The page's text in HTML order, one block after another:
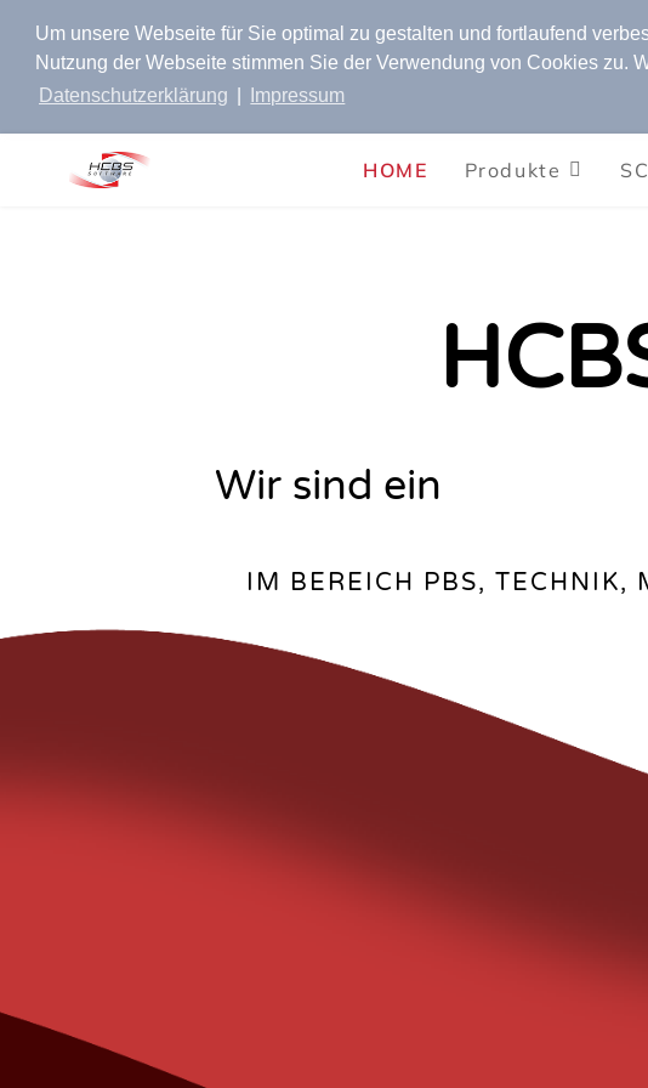
Um unsere Webseite für Sie optimal zu gestalten und fortlaufend
Nutzung der Webseite stimmen Sie der Verwendung von Cookies zu.
Datenschutzerklärung
Impressum
HOME Produkte
Wir sind ein
IM BEREICH PBS, TECHNIK,